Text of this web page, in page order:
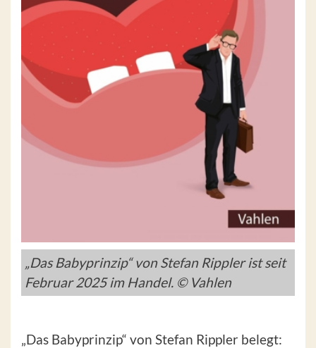
„Das Babyprinzip“ von Stefan Rippler ist seit
Februar 2025 im Handel. © Vahlen
„Das Babyprinzip“ von Stefan Rippler belegt: